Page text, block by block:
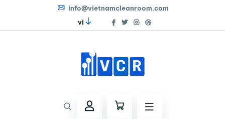
info@vietnamcleanroom.com
vi